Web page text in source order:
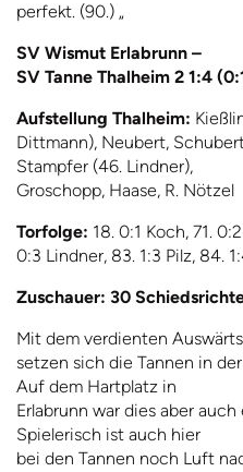
perfekt. (90.) „
SV Wismut Erlabrunn –
SV Tanne Thalheim 2 1:4
Aufstellung Thalheim:
Dittmann), Neubert,
Stampfer (46. Lindner),
Groschopp, Haase, R. Nötzel
Torfolge: 18. 0:1 Koch, 71.
0:3 Lindner, 83. 1:3 Pilz, 84.
Zuschauer: 30
Mit dem verdienten
setzen sich die Tannen in
Auf dem Hartplatz in
Erlabrunn war dies aber
Spielerisch ist auch hier
bei den Tannen noch Luft